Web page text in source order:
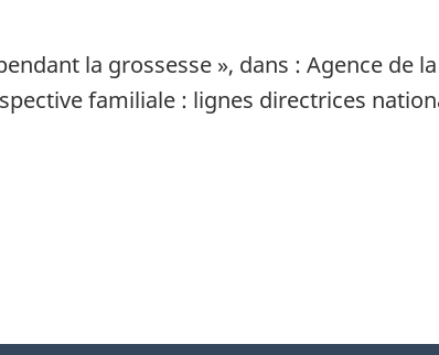
la grossesse », dans : Agence de
familiale : lignes directrices